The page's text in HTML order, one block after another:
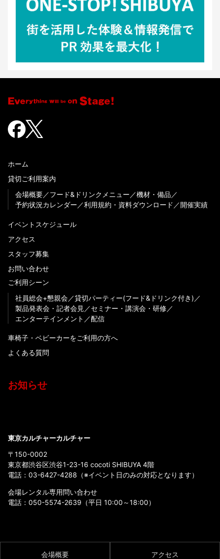
ホーム
貸切ご利用案内
会場概要
フード&ドリンクメニュー
機材・備品
予約状況カレンダー
利用規約・資料ダウンロード 開催実績
イベントスケジュール
アクセス
スタッフ募集
お問い合わせ
ご利用シーン
社員総会+懇親会
貸切パーティー(フード&ドリンク付き)
製品発表会・記者会見
セミナー・講演会・研修
エンターテインメント
配信
車椅子・ベビーカーをご利用の方へ
よくある質問
お知らせ
東京カルチャーカルチャー
〒150-0002
東京都渋谷区渋谷1-23-16 cocoti SHIBUYA 4階
電話： 03-6427-4288 （※イベント日のみの対応となります）
会場レンタル専用問い合わせ
電話： 050-5574-2639 （平日 10:00～18:00）
会場概要 アクセス